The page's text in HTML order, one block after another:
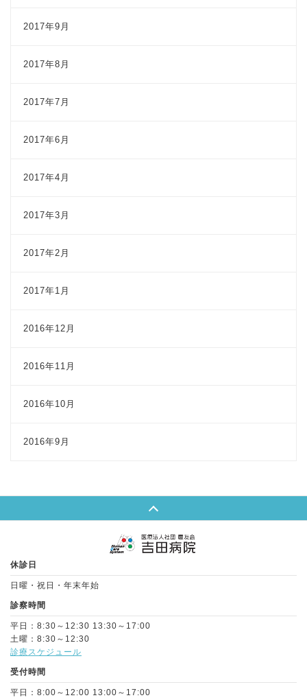
2017年9月
2017年8月
2017年7月
2017年6月
2017年4月
2017年3月
2017年2月
2017年1月
2016年12月
2016年11月
2016年10月
2016年9月
休診日
日曜・祝日・年末年始
診察時間
平日：8:30～12:30 13:30～17:00
土曜：8:30～12:30
診療スケジュール
受付時間
平日：8:00～12:00 13:00～17:00